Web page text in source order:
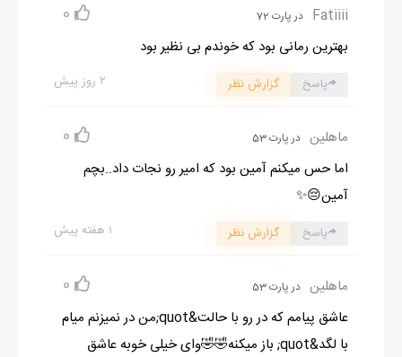
_آقای تابان من وضعیتتونو چک کردم، و اول از همه خیلی صادقانه
میگم خیلی خوشحال می‌شدم اگه خودتون میومدین بیمارستان.
Fatiiii در پارت 72 0
بهترین رمانی بود که خوندم بی نظیر بود
۲ روز پیش پاسخ گزارش نظر
ماهلین در پارت 53 0
اما حس میکنم آمین بود که امیر رو نجات داد..بچم
آمین😔✨️
۱ هفته پیش پاسخ گزارش نظر
ماهلین در پارت 53 0
عاشق پیامم که در رو با حالت&quot;من در نمیزنم میام
با لگد&quot; باز میکنه🤣🤣وای خیلی خوبه عاشق